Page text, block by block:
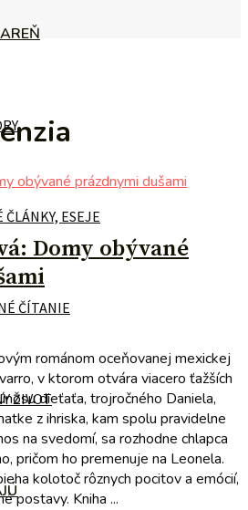
ESEJE
ČÍTANIE
ŽIVOT
Domy obývané
románom oceňovanej mexickej
v ktorom otvára viacero ťažších
dieťaťa, trojročného Daniela,
z ihriska, kam spolu pravidelne
na svedomí, sa rozhodne chlapca
pričom ho premenuje na Leonela.
kolotoč rôznych pocitov a emócií,
postavy. Kniha ...